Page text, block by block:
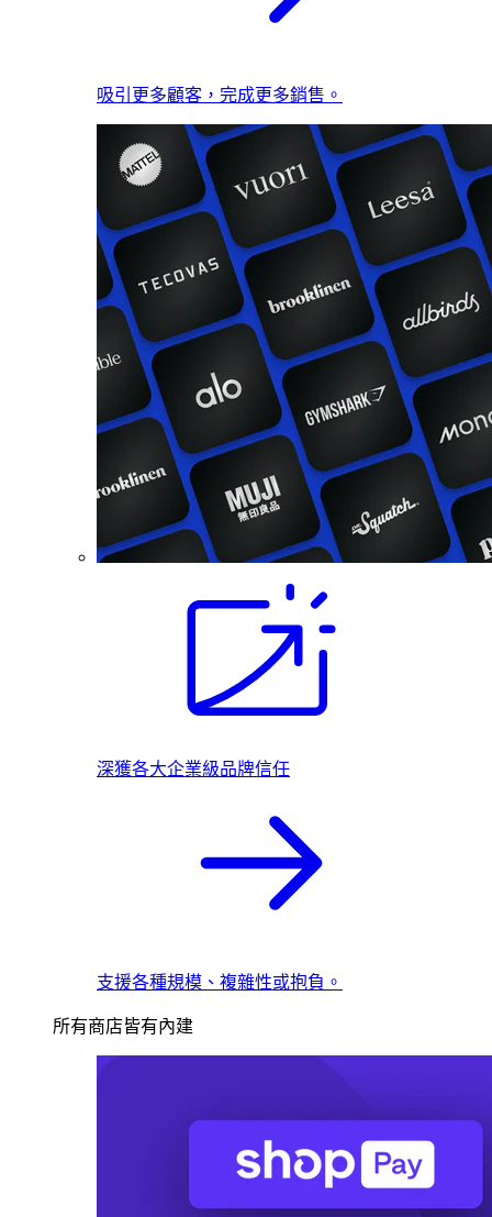
吸引更多顧客，完成更多銷售。
深獲各大企業級品牌信任
支援各種規模、複雜性或抱負。
所有商店皆有內建